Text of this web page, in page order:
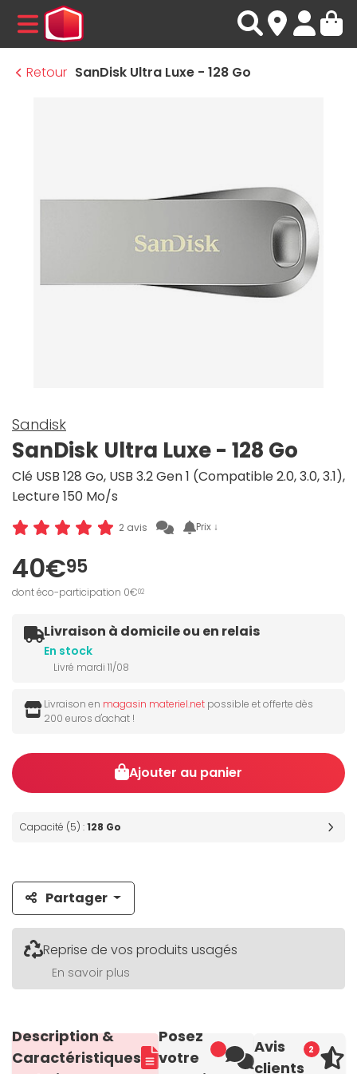
MENU
Retour SanDisk Ultra Luxe - 128 Go
Sandisk
SanDisk Ultra Luxe - 128 Go
Clé USB 128 Go, USB 3.2 Gen 1 (Compatible 2.0, 3.0, 3.1),
Lecture 150 Mo/s
2 avis Prix ↓
40€95
dont éco-participation 0€02
Livraison à domicile ou en relais
En stock
Livré mardi 11/08
Livraison en magasin materiel.net possible et offerte dès
200 euros d'achat !
Ajouter au panier
Capacité (5) :128 Go
Partager
Reprise de vos produits usagés
En savoir plus
Description &
Caractéristiques
Posez
votre
2
Avis
clients